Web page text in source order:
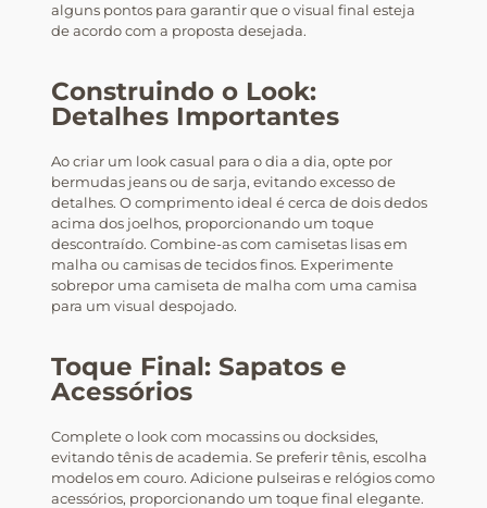
alguns pontos para garantir que o visual final esteja
de acordo com a proposta desejada.
Construindo o Look:
Detalhes Importantes
Ao criar um look casual para o dia a dia, opte por
bermudas jeans ou de sarja, evitando excesso de
detalhes. O comprimento ideal é cerca de dois dedos
acima dos joelhos, proporcionando um toque
descontraído. Combine-as com camisetas lisas em
malha ou camisas de tecidos finos. Experimente
sobrepor uma camiseta de malha com uma camisa
para um visual despojado.
Toque Final: Sapatos e
Acessórios
Complete o look com mocassins ou docksides,
evitando tênis de academia. Se preferir tênis, escolha
modelos em couro. Adicione pulseiras e relógios como
acessórios, proporcionando um toque final elegante.